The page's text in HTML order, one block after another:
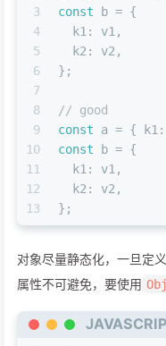
3
4
5
6
7
8
9
10
11
12
13
const b = {
k1 : v1,
k2 : v2,
};
// good
const a = { k1
const b = {
k1 : v1,
k2 : v2,
};
对象尽量静态化，一旦定
属性不可避免，要使用